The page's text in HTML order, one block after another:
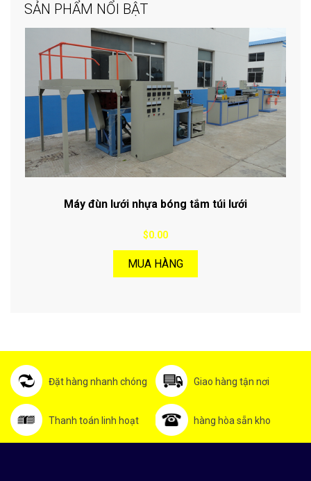
SẢN PHẨM NỔI BẬT
Máy đùn lưới nhựa bóng tắm túi lưới
$0.00
MUA HÀNG
Đặt hàng nhanh chóng Giao hàng tận nơi
Thanh toán linh hoạt hàng hòa sẵn kho